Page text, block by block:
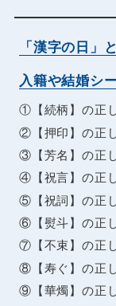
「漢字の日」
入籍や結婚シ
①【続柄】の正
②【押印】の正
③【芳名】の正
④【祝言】の正
⑤【祝詞】の正
⑥【熨斗】の正
⑦【不束】の正
⑧【寿ぐ】の正
⑨【華燭】の正